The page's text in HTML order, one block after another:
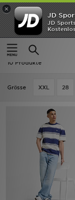
×
JD
JD
Startseite
Herren
Herren - LEVI'S
10 Produkte
Grӧsse XXL 28
Startseite
ANGEBOTE
Marken
JD Exklusives